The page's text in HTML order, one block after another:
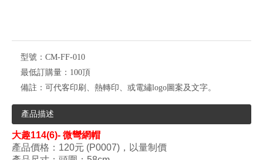
型號： CM-FF-010
最低訂購量： 100頂
備註： 可代客印刷、熱轉印、或電繡logo圖案及文字。
產品描述
大趣114(6)- 微彎網帽
產品價格：120元 (P0007)，以量制價